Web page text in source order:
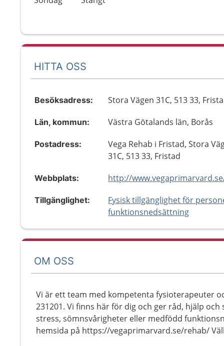
HITTA OSS
Besöksadress: Stora Vägen 31C, 513 33,
Län, kommun: Västra Götalands län, Borås
Postadress:
Vega Rehab i Fristad, Stora
31C, 513 33, Fristad
Webbplats:
Tillgänglighet:
Fysisk tillgänglighet för
funktionsnedsättning
OM OSS
Vi är ett team med kompetenta fysioterapeuter
231201. Vi finns här för dig och ger råd, hjälp och
stress, sömnsvårigheter eller medfödd
hemsida på https://vegaprimarvard.se/rehab/